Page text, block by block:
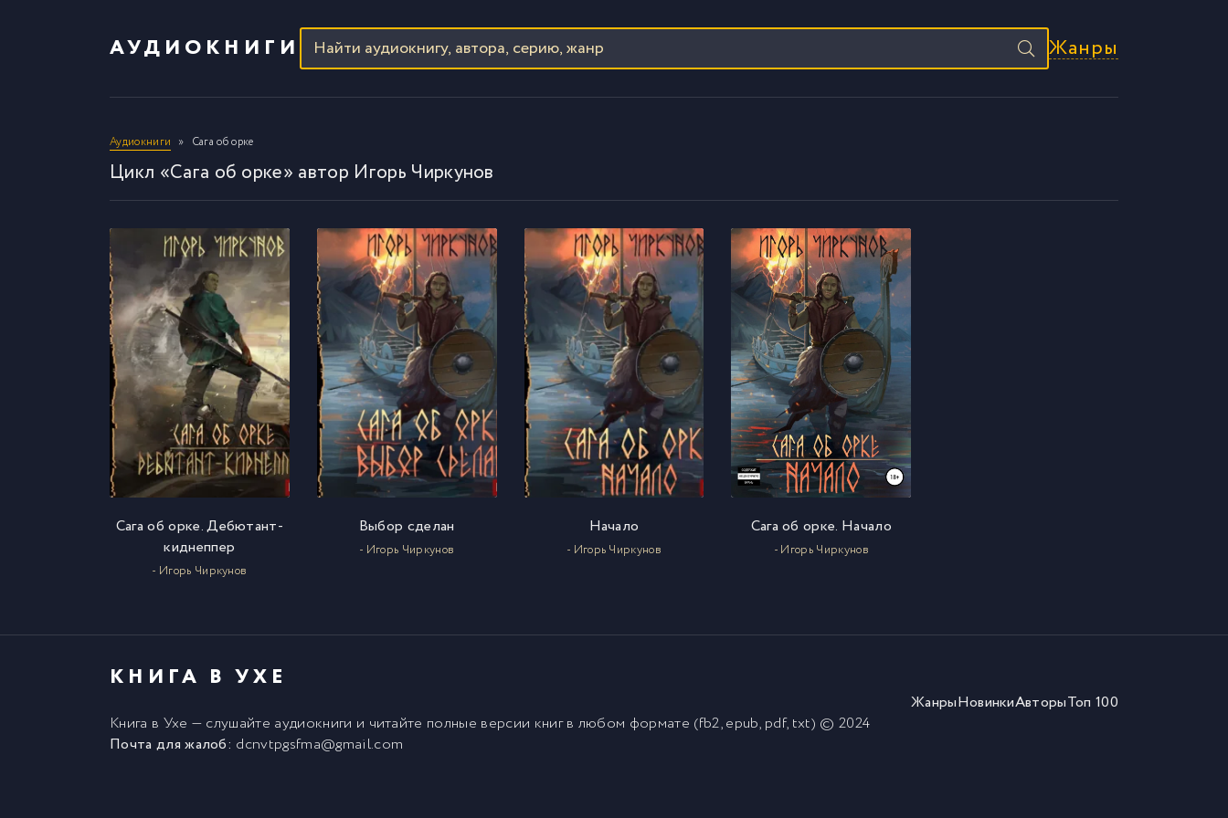
АУДИОКНИГИ Жанры
Аудиокниги Сага об орке
Цикл «Сага об орке» автор Игорь Чиркунов
Сага об орке. Дебютант-
киднеппер
- Игорь Чиркунов
Выбор сделан
- Игорь Чиркунов
Начало
- Игорь Чиркунов
Сага об орке. Начало
- Игорь Чиркунов
КНИГА В УХЕ
ЖанрыНовинкиАвторыТоп 100
Книга в Ухе — слушайте аудиокниги и читайте полные версии книгв любом формате (fb2, epub, pdf, txt) © 2024
Почта для жалоб: dcnvtpgsfma@gmail.com